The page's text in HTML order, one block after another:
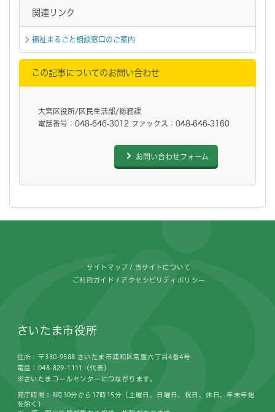
関連リンク
福祉まるごと相談窓口のご案内
この記事についてのお問い合わせ
大宮区役所/区民生活部/総務課
電話番号：048-646-3012 ファックス：048-646-3160
お問い合わせフォーム
サイトマップ 当サイトについて
ご利用ガイド アクセシビリティポリシー
さいたま市役所
住所：〒330-9588 さいたま市浦和区常盤六丁目4番4号
電話：048-829-1111（代表）
※さいたまコールセンターにつながります。
開庁時間：8時30分から17時15分（土曜日、日曜日、祝日、休日、年末年始
を除く）